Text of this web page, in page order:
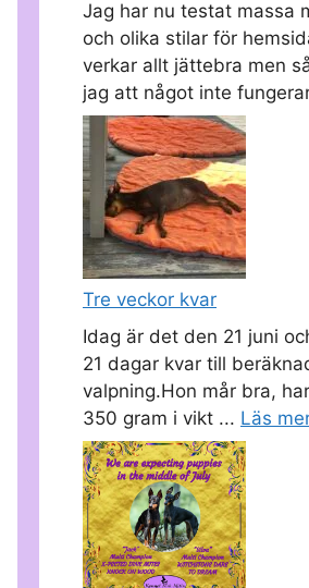
Jag har nu testat massa
och olika stilar för
verkar allt jättebra men
jag att något inte
Tre veckor kvar
Idag är det den 21 juni
21 dagar kvar till
valpning.Hon mår bra,
350 gram i vikt ... Läs